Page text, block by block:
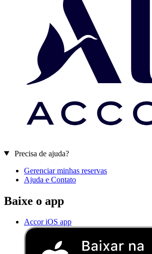
Precisa de ajuda?
Gerenciar minhas reservas
Ajuda e Contato
Baixe o app
Accor iOS app